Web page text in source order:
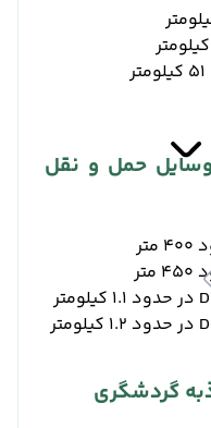
حمل و نقل
گردشگری